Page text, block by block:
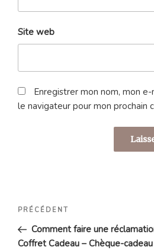
Site web
Enregistrer mon nom, mon
le navigateur pour mon prochain
Navigation
l’article
Article
précédent
PRÉCÉDENT
Comment faire une
Coffret Cadeau – Chèque-